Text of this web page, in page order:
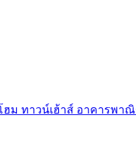
ม ทาวน์เฮ้าส์ อาคารพ